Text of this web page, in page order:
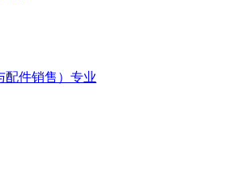
配件销售）专业